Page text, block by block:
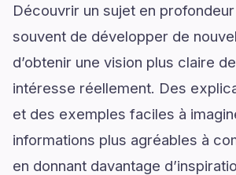
Découvrir un sujet en
souvent de développer de
d’obtenir une vision plus claire
intéresse réellement. Des
et des exemples faciles à
informations plus agréables à
en donnant davantage